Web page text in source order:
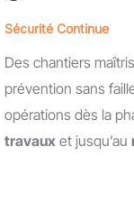
Sécurité Continue
Des chantiers
prévention sans
opérations dès la
travaux et jusqu’au